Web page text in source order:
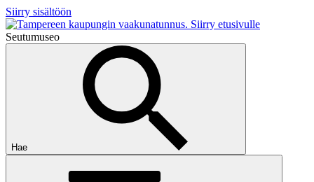
Siirry sisältöön
Siirry etusivulle
Seutumuseo
Hae